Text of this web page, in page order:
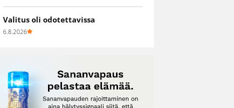
Valitus oli odotettavissa
6.8.2026